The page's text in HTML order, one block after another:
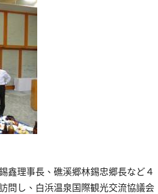
鑫理事長、礁溪郷林錫忠郷長など４
問し、白浜温泉国際観光交流協議会